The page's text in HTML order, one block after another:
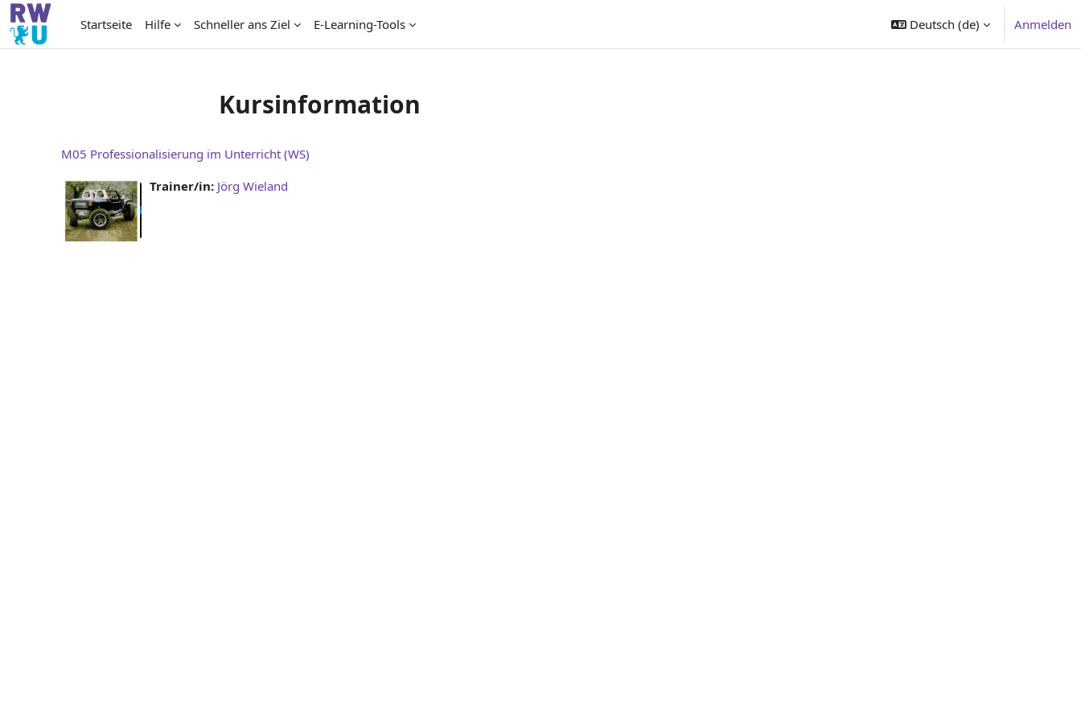
Zum Hauptinhalt
Startseite
Hilfe Schneller ans Ziel E-Learning-Tools Deutsch ‎(de)‎ Anmelden
Kursinformation
M05 Professionalisierung im Unterricht (WS)
Trainer/in: Jörg Wieland